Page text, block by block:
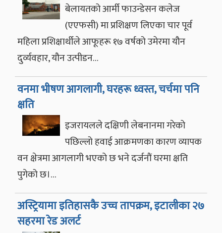
बेलायतको आर्मी फाउन्डेसन कलेज
(एएफसी) मा प्रशिक्षण लिएका चार पूर्व
महिला प्रशिक्षार्थीले आफूहरू १७ वर्षको उमेरमा यौन
दुर्व्यवहार, यौन उत्पीडन…
वनमा भीषण आगलागी, घरहरू ध्वस्त, चर्चमा पनि
क्षति
इजरायलले दक्षिणी लेबनानमा गरेको
पछिल्लो हवाई आक्रमणका कारण व्यापक
वन क्षेत्रमा आगलागी भएको छ भने दर्जनौं घरमा क्षति
पुगेको छ।…
अस्ट्रियामा इतिहासकै उच्च तापक्रम, इटालीका २७
सहरमा रेड अलर्ट